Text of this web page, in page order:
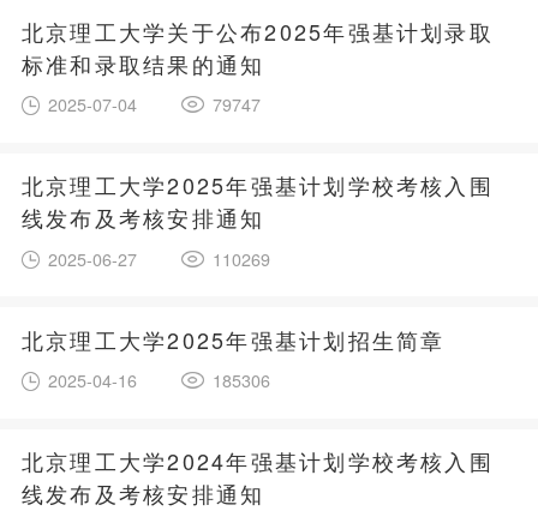
北京理工大学关于公布2025年强基计划录取
标准和录取结果的通知
2025-07-04 79747
北京理工大学2025年强基计划学校考核入围
线发布及考核安排通知
2025-06-27 110269
北京理工大学2025年强基计划招生简章
2025-04-16 185306
北京理工大学2024年强基计划学校考核入围
线发布及考核安排通知